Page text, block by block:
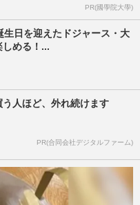
PR(國學院大學)
生日を迎えたドジャース・大
める！...
人ほど、外れ続けます
PR(合同会社デジタルファーム)